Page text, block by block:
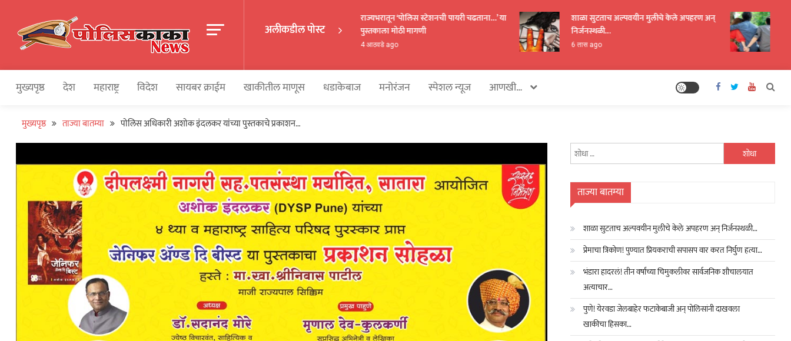
content
पोलीसकाका | POLICEKAKA
अलीकडील पोस्ट
राज्यभरातून ‘पोलिस स्टेशनची पायरी चढताना…’ या
पुस्तकाला मोठी मागणी
4 आठवडे ago
शाळा सुटताच अल्पवयीन मुलीचे केले अपहरण अन्
निर्जनस्थळी…
6 तास ago
करत
6 तास
मुख्यपृष्ठ देश महाराष्ट्र विदेश सायबर क्राईम खाकीतील माणूस धडाकेबाज मनोरंजन स्पेशल न्यूज आणखी…
मुख्यपृष्ठ ताज्या बातम्या पोलिस अधिकारी अशोक इंदलकर यांच्या पुस्तकाचे प्रकाशन…
शोध
ताज्या बातम्या
शाळा सुटताच अल्पवयीन मुलीचे केले अपहरण अन् निर्जनस्थळी…
प्रेमाचा त्रिकोण! पुण्यात प्रियकराची सपासप वार करत निर्घुण हत्या…
भंडारा हादरलं! तीन वर्षांच्या चिमुकलीवर सार्वजनिक शौचालयात
अत्याचार…
पुणे! येरवडा जेलबाहेर फटाकेबाजी अन् पोलिसांनी दाखवला
खाकीचा हिसका…